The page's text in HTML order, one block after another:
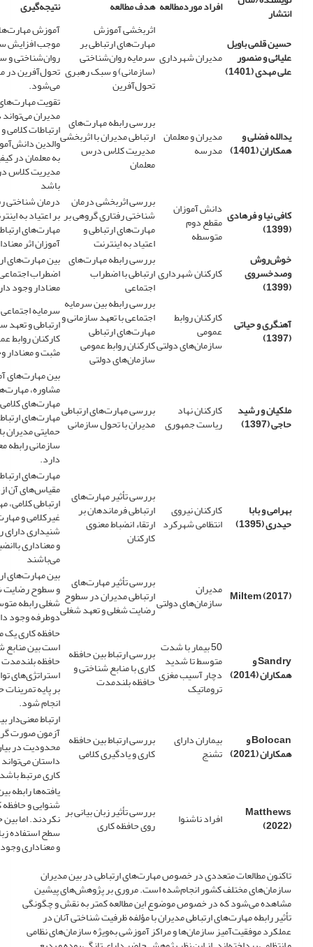
انتشار افراد موردمطالعه هدف مطالعه
نتیجه‌گیری
حسین قلمی باویل
علیائی و منصور
علی مهدی (1401)
مدیران شهرداری
اثربخشی آموزش
مهارت‌های ارتباطی بر
سرمایه روان‌شناختی
(سازمانی) و سبک رهبری
تحول‌آفرین
آموزش
موجب افزایش
روان‌شناختی و
تحول‌آفرین در
می‌شود.
یدالله فضلی و
همکاران (1401)
مدیران و معلمان
مدرسه
بررسی رابطه مهارت‌های
ارتباطی مدیران با اثربخشی
مدیریت کلاس درس
معلمان
تقویت
مدیران
ارتباطات کلامی
والدین
به معلمان در
مدیریت کلاس
باشد
کافی نیا و فرهادی
(1399)
دانش آموزان
مقطع دوم
متوسطه
بررسی اثربخشی درمان
شناختی رفتاری گروهی بر
مهارت‌های ارتباطی و
اعتیاد به اینترنت
درمان شناختی
بر اعتیاد به
مهارت‌های
آموزان اثر
خوش‌روش
وصدخسروی
(1399)
کارکنان شهرداری
بررسی رابطه مهارت‌های
ارتباطی با اضطراب
اجتماعی
بین مهارت‌های
اضطراب
معنادار وجود
آهنگری و حیاتی
(1397)
کارکنان روابط
عمومی
سازمان‌های دولتی
بررسی رابطه بین سرمایه
اجتماعی با تعهد سازمانی و
مهارت‌های ارتباطی
کارکنان روابط عمومی
سازمان‌های دولتی
سرمایه
ارتباطی و تعهد
کارکنان روابط
مثبت و معنادار
ملکیان و رشید
حاجی (1397)
کارکنان نهاد
ریاست جمهوری
بررسی مهارت‌های ارتباطی
مدیران با تحول سازمانی
بین مهارت‌های
مشاوره،
مهارت‌های
مهارت‌های
حمایتی مدیران
سازمانی رابطه
دارد.
بهرامی و بابا
حیدری (1395)
کارکنان نیروی
انتظامی شهرکرد
بررسی تأثیر مهارت‌های
ارتباطی فرماندهان بر
ارتقاء انضباط معنوی
کارکنان
مهارت‌های
مقیاس‌های آن
ارتباطی کلامی،
غیرکلامی و
شنیداری دارای
و معناداری
می‌باشند
Miltem (2017) مدیران
سازمان‌های دولتی
بررسی تأثیر مهارت‌های
ارتباطی مدیران در سطوح
رضایت شغلی و تعهد شغلی
بین مهارت‌های
و سطوح رضایت
شغلی رابطه
دوطرفه وجود
Sandryو
همکاران (2014)
50 بیمار با شدت
متوسط تا شدید
دچار آسیب مغزی
تروماتیک
بررسی ارتباط بین حافظه
کاری با منابع شناختی و
حافظه بلندمدت
حافظه کاری یک
است بین منابع
حافظه
استراتژی‌های
بر پایه
انجام شود.
Bolocanو
همکاران (2021)
بیماران دارای
تشنج
بررسی ارتباط بین حافظه
کاری و یادگیری کلامی
ارتباط معنی‌دار
آزمون صورت
محدودیت در
داستان
کاری مرتبط باشد
Matthews
(2022) افراد ناشنوا بررسی تأثیر زبان بیانی بر
روی حافظه کاری
یافته‌ها رابطه
شنوایی و حافظه
نکردند. اما
سطح استفاده
و معناداری
تاکنون مطالعات متعددی در خصوص مهارت‌های ارتباطی در بین مدیران
سازمان‌های مختلف کشور انجام‌شده است. مروری بر پژوهش‌های پیشین
مشاهده می‌شود که در خصوص موضوع این مطالعه کمتر به نقش و چگونگی
تأثیر رابطه مهارت‌های ارتباطی مدیران با مؤلفه ظرفیت شناختی آنان در
عملکرد موفقیت‌آمیز سازمان‌ها و مراکز آموزشی به‌ویژه سازمان‌های نظامی